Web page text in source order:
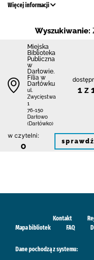
Więcej informacji
Wyszukiwanie:
Miejska
Biblioteka
Publiczna
w
Darłowie.
Filia w
Darłówku
ul.
Zwycięstwa
1
76-150
Darłowo
(Darłówko)
1 z
w czytelni:
0 sprawdź
Kontakt
Mapa bibliotek
FAQ
Dane pochodzą z systemu: